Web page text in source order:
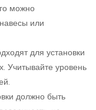
можно
или
для установки
Учитывайте уровень
должно быть